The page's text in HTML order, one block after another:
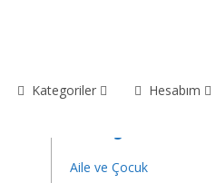
Kategoriler Hesabım
Aile ve Çocuk